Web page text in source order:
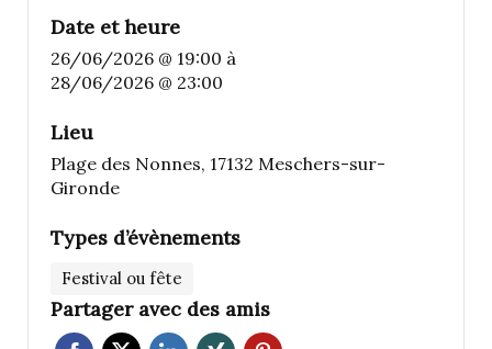
Date et heure
26/06/2026 @ 19:00 à
28/06/2026 @ 23:00
Lieu
Plage des Nonnes, 17132 Meschers-sur-
Gironde
Types d’évènements
Festival ou fête
Partager avec des amis